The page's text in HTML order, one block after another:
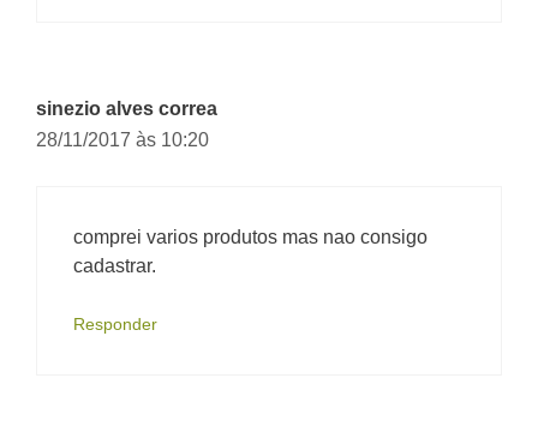
sinezio alves correa
28/11/2017 às 10:20
comprei varios produtos mas nao consigo
cadastrar.
Responder